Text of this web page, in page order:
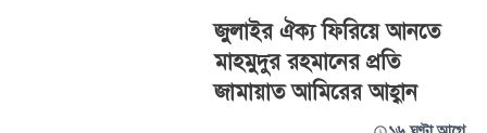
জুলাইর ঐক্য ফিরিয়ে আনতে
মাহমুদুর রহমানের প্রতি
জামায়াত আমিরের আহ্বান